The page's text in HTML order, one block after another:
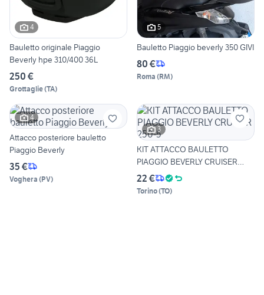
4
Bauletto originale Piaggio
Beverly hpe 310/400 36L
250 €
Grottaglie(TA)
5
Bauletto Piaggio beverly 350 GIVI
80 €
Roma (RM)
4
Attacco posteriore bauletto
Piaggio Beverly
35 €
Voghera (PV)
3
KIT ATTACCO BAULETTO
PIAGGIO BEVERLY CRUISER
250-5
22 €
Torino(TO)